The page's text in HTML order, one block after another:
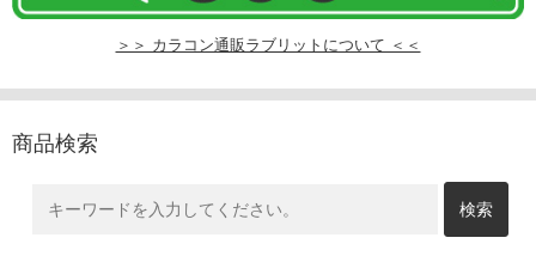
＞＞ カラコン通販ラブリットについて ＜＜
商品検索